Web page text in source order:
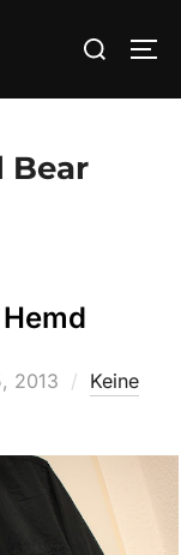
Suchen
Bear
2013
Keine